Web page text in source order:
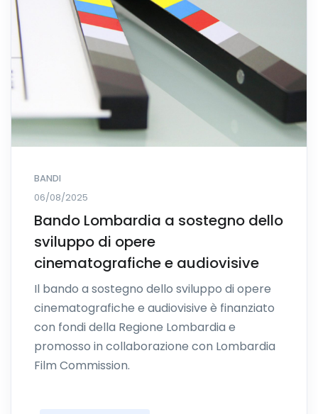
BANDI
06/08/2025
Bando Lombardia a sostegno dello
sviluppo di opere
cinematografiche e audiovisive
Il bando a sostegno dello sviluppo di opere
cinematografiche e audiovisive è finanziato
con fondi della Regione Lombardia e
promosso in collaborazione con Lombardia
Film Commission.